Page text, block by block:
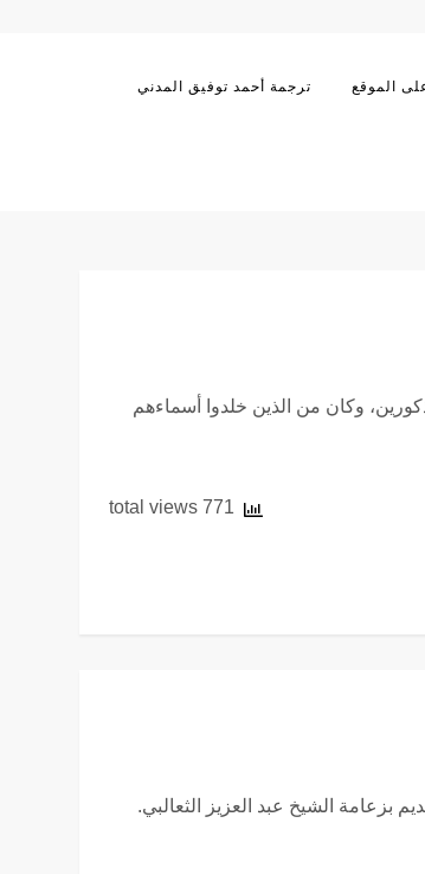
على الموقع ترجمة أحمد توفيق المدني
وكان من الذين خلدوا أسماءهم
بزعامة الشيخ عبد العزيز الثعالبي.